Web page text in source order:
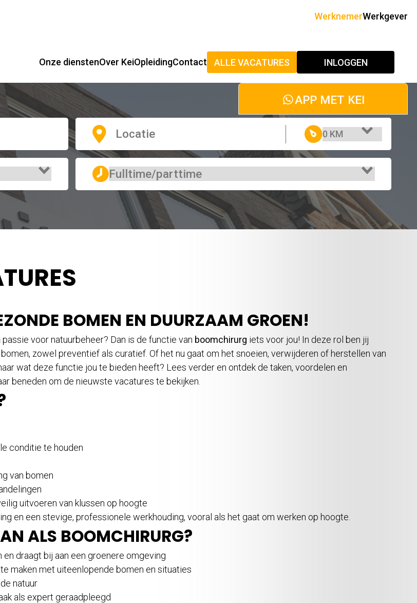
WerknemerWerkgever
Onze dienstenOver KeiOpleidingContact ALLE VACATURES INLOGGEN
APP MET KEI
BOMEN EN DUURZAAM GROEN!
voor natuurbeheer? Dan is de functie van boomchirurg iets voor jou! In deze rol ben jij
zowel preventief als curatief. Of het nu gaat om het snoeien, verwijderen of herstellen van
wat deze functie jou te bieden heeft? Lees verder en ontdek de taken, voordelen en
beneden om de nieuwste vacatures te bekijken.
conditie te houden
van bomen
uitvoeren van klussen op hoogte
en een stevige, professionele werkhouding, vooral als het gaat om werken op hoogte.
ALS BOOMCHIRURG?
draagt bij aan een groenere omgeving
maken met uiteenlopende bomen en situaties
natuur
als expert geraadpleegd